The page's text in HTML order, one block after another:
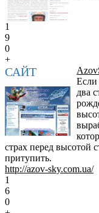
1
9
0
+
САЙТ
Если
два
страх перед высотой
притупить.
http://azov-sky.com.ua/
1
6
0